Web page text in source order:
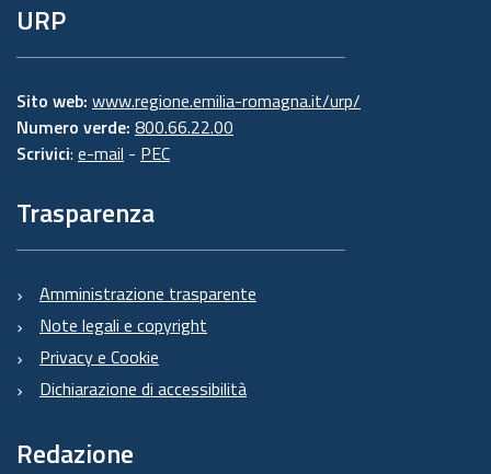
URP
Sito web: www.regione.emilia-romagna.it/urp/
Numero verde: 800.66.22.00
Scrivici: e-mail - PEC
Trasparenza
Amministrazione trasparente
Note legali e copyright
Privacy e Cookie
Dichiarazione di accessibilità
Redazione